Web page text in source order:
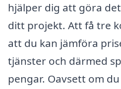
hjälper dig att göra
ditt projekt. Att få tre
att du kan jämföra
tjänster och därmed
pengar. Oavsett om